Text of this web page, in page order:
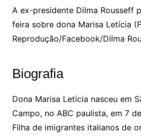
A ex-presidente Dilma Rousseff
feira sobre dona Marisa Letícia
Reprodução/Facebook/Dilma
Biografia
Dona Marisa Letícia nasceu em
Campo, no ABC paulista, em 7
Filha de imigrantes italianos de